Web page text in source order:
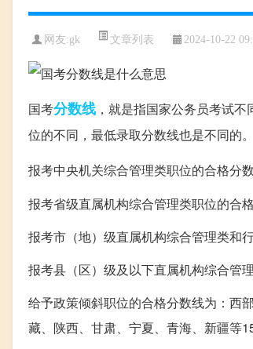
网友:gk 文章列表 2024-10-22
国考分数线 ，就是指国家公务员考试
位的不同，最低录取分数线也是不同的。
报考中央机关综合管理类职位的合格分
报考省级直属机构综合管理类职位的合
报考市（地）级直属机构综合管理类和
报考县（区）级及以下直属机构综合管
给予政策倾斜职位的合格分数线为：西
藏、陕西、甘肃、宁夏、青海、新疆等